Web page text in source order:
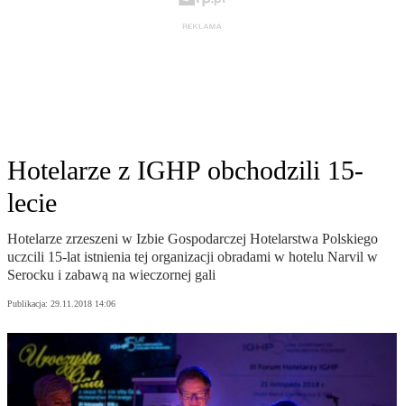
Hotelarze z IGHP obchodzili 15-
lecie
Hotelarze zrzeszeni w Izbie Gospodarczej Hotelarstwa Polskiego
uczcili 15-lat istnienia tej organizacji obradami w hotelu Narvil w
Serocku i zabawą na wieczornej gali
Publikacja: 29.11.2018 14:06